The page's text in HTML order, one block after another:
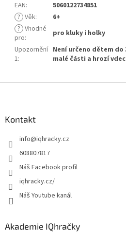
EAN:
5060122734851
? Věk:
6+
? Vhodné
pro:
pro kluky i holky
Upozornění
1:
Není určeno dětem do
malé části a hrozí
Kontakt
info@iqhracky.cz
608807817
Náš Facebook profil
iqhracky.cz/
Náš Youtube kanál
Akademie IQhračky